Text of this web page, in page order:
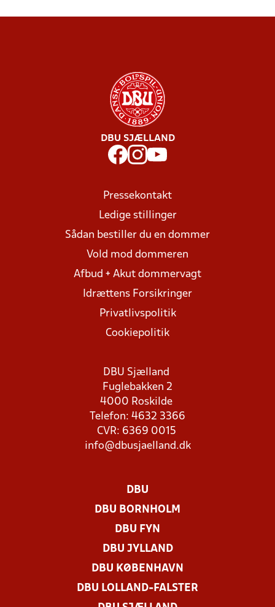
DBU SJÆLLAND
Pressekontakt
Ledige stillinger
Sådan bestiller du en dommer
Vold mod dommeren
Afbud + Akut dommervagt
Idrættens Forsikringer
Privatlivspolitik
Cookiepolitik
DBU Sjælland
Fuglebakken 2
4000 Roskilde
Telefon: 4632 3366
CVR: 6369 0015
info@dbusjaelland.dk
DBU
DBU BORNHOLM
DBU FYN
DBU JYLLAND
DBU KØBENHAVN
DBU LOLLAND-FALSTER